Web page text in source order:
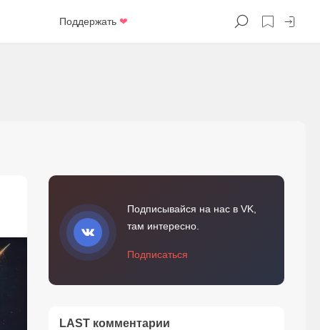
Поддержать❤
Подписывайся на нас в VK,
там интересно.
Подписаться
LAST комментарии